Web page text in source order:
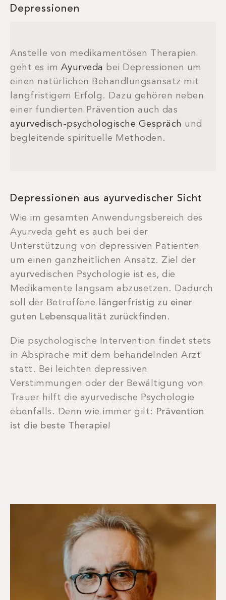
Depressionen
Anstelle von medikamentösen Therapien
geht es im Ayurveda bei Depressionen um
einen natürlichen Behandlungsansatz mit
langfristigem Erfolg. Dazu gehören neben
einer fundierten Prävention auch das
ayurvedisch-psychologische Gespräch und
begleitende spirituelle Methoden.
Depressionen aus ayurvedischer Sicht
Wie im gesamten Anwendungsbereich des
Ayurveda geht es auch bei der
Unterstützung von depressiven Patienten
um einen ganzheitlichen Ansatz. Ziel der
ayurvedischen Psychologie ist es, die
Medikamente langsam abzusetzen. Dadurch
soll der Betroffene längerfristig zu einer
guten Lebensqualität zurückfinden .
Die psychologische Intervention findet stets
in Absprache mit dem behandelnden Arzt
statt. Bei leichten depressiven
Verstimmungen oder der Bewältigung von
Trauer hilft die ayurvedische Psychologie
ebenfalls. Denn wie immer gilt: Prävention
ist die beste Therapie!